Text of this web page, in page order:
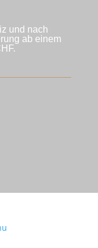
und nach
ab einem